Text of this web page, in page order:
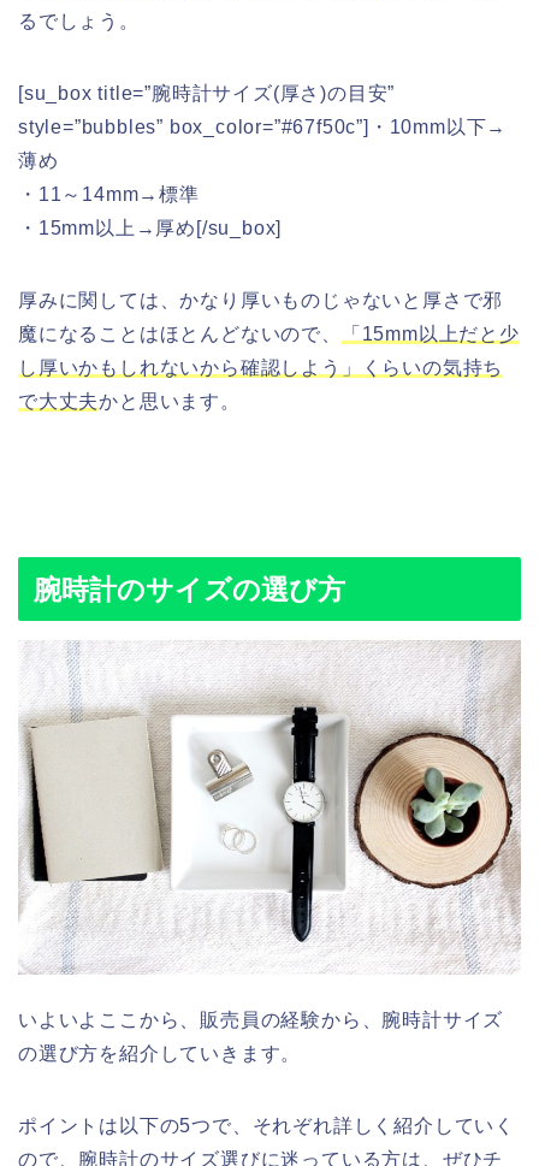
るでしょう。
[su_box title=”腕時計サイズ(厚さ)の目安”
style=”bubbles” box_color=”#67f50c”]・10mm以下→
薄め
・11～14mm→標準
・15mm以上→厚め[/su_box]
厚みに関しては、かなり厚いものじゃないと厚さで邪
魔になることはほとんどないので、
「15mm以上だと少
し厚いかもしれないから確認しよう」くらいの気持ち
で大丈夫かと思います。
腕時計のサイズの選び方
いよいよここから、販売員の経験から、腕時計サイズ
の選び方を紹介していきます。
ポイントは以下の5つで、それぞれ詳しく紹介していく
ので、腕時計のサイズ選びに迷っている方は、ぜひチ